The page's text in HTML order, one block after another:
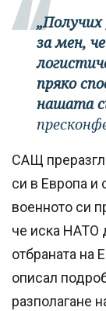
за мен,
пряко
нашата
САЩ
си в Европа и
военното си
че иска НАТО
отбраната на
описал
разполагане